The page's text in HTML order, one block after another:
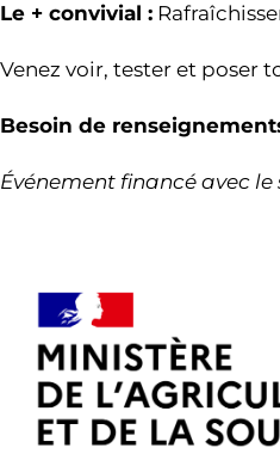
Le + convivial :
Venez voir, tester et poser
Besoin de
Événement financé avec le